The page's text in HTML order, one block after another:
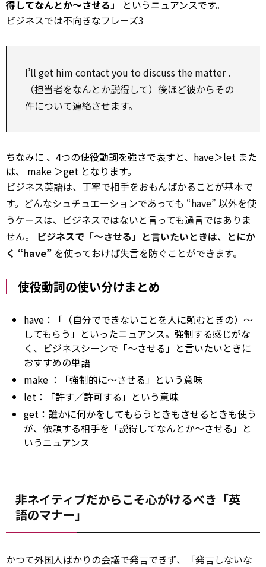
得してなんとか～させる」
というニュアンスです。
ビジネスでは不向きなフレーズ3
I’ll get him contactyou todiscuss the matter.
（担当者をなんとか説得して）後ほど彼からその
件について連絡させます。
ちなみに 、4つの使役動詞を強さで表すと、have＞let また
は、 make ＞get となります。
ビジネス英語は、丁寧で相手をおもんばかることが基本で
す。どんなシュチュエーションであっても “have” 以外を使
うケースは、ビジネスではないと言っても過言ではありま
せん。 ビジネスで「～させる」と言いたいときは、とにか
く “have” を使っておけば失言を防ぐことができます。
使役動詞の使い分けまとめ
have：「（自分でできないことを人に頼むときの）～
してもらう」といったニュアンス。強制する感じがな
く、ビジネスシーンで「～させる」と言いたいときに
おすすめの単語
make ：「強制的に～させる」という意味
let：「許す／許可する」という意味
get：誰かに何かをしてもらうときもさせるときも使う
が、依頼する相手を「説得してなんとか～させる」と
いうニュアンス
非ネイティブだからこそ心がけるべき「英
語のマナー」
かつて外国人ばかりの会議で発言できず、「発言しないな